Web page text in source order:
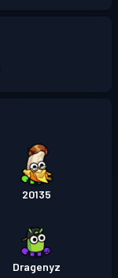
20135
Dragenyz